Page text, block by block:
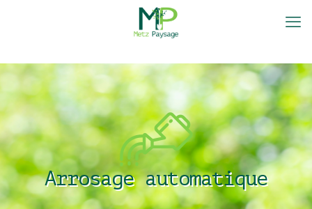
Arrosage automatique